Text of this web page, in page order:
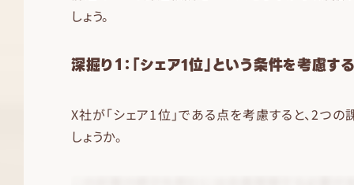
しょう。
深掘り１：「シェア1位」という条件を考慮する
X社が「シェア1位」である点を考慮すると、2つ
しょうか。